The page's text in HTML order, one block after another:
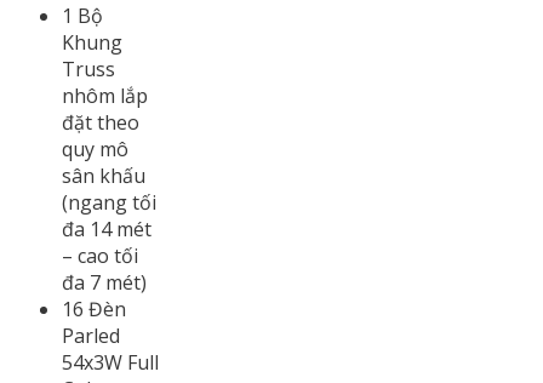
1 Bộ
Khung
Truss
nhôm lắp
đặt theo
quy mô
sân khấu
(ngang tối
đa 14 mét
– cao tối
đa 7 mét)
16 Đèn
Parled
54x3W Full